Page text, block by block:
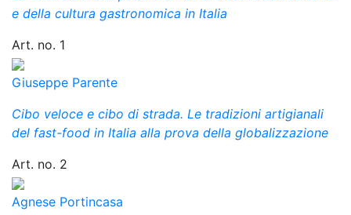
e della cultura gastronomica in Italia
Art. no. 1
Giuseppe Parente
Cibo veloce e cibo di strada. Le tradizioni artigianali
del fast-food in Italia alla prova della globalizzazione
Art. no. 2
Agnese Portincasa